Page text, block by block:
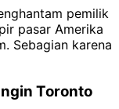
pemilik
pasar Amerika
Sebagian karena
Toronto